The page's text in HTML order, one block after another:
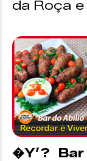
da Roça e
�Y’?